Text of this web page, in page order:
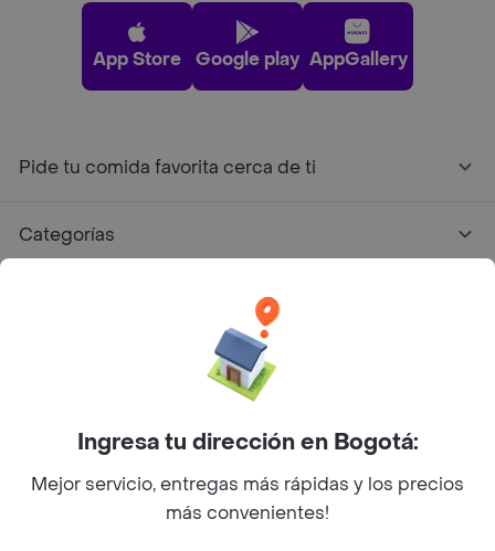
App Store Google play AppGallery
Pide tu comida favorita cerca de ti
Categorías
Facebook
Twitter
Instagram
©2026Rappi Inc. All rights reserved.
Ingresa tu dirección en Bogotá:
Mejor servicio, entregas más rápidas y los precios
más convenientes!